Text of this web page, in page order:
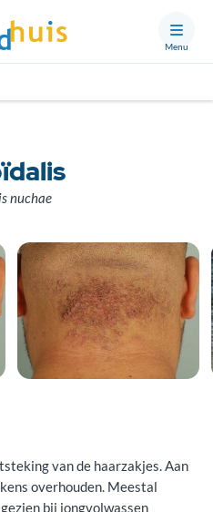
Menu
nuchae
van de haarzakjes. Aan
overhouden. Meestal
bij jongvolwassen